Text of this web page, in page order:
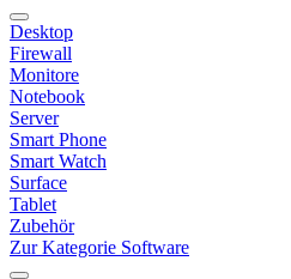
Desktop
Firewall
Monitore
Notebook
Server
Smart Phone
Smart Watch
Surface
Tablet
Zubehör
Zur Kategorie Software